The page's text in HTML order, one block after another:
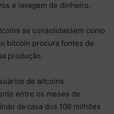
e lavagem de dinheiro.
se consolidassem como
bitcoin procura fontes de
produção.
de altcoins
entre os meses de
da casa dos 106 milhões